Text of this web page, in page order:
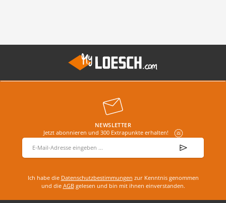
NEWSLETTER
Jetzt abonnieren und 300 Extrapunkte erhalten!
E-Mail-Adresse
Ich habe die Datenschutzbestimmungen zur Kenntnis genommen
und die AGBgelesen und bin mit ihnen einverstanden.